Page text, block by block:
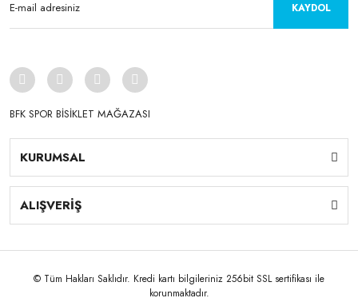
KAYDOL
BFK SPOR BİSİKLET MAĞAZASI
KURUMSAL
ALIŞVERİŞ
© Tüm Hakları Saklıdır. Kredi kartı bilgileriniz 256bit SSL sertifikası ile
korunmaktadır.